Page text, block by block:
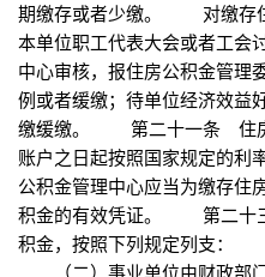
期缴存或者少缴。 对缴存
本单位职工代表大会或者工会
中心审核，报住房公积金管理
例或者缓缴；待单位经济效益
缴缓缴。 第二十一条 住房
账户之日起按照国家规定
公积金管理中心应当为缴存住
积金的有效凭证。 第二十
积金，按照下列规定列支：
（二）事业单位由财政部